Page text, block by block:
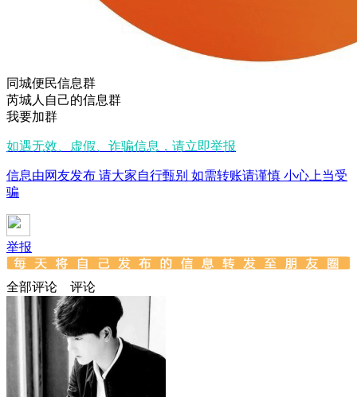
同城便民信息群
芮城人自己的信息群
我要加群
如遇无效、虚假、诈骗信息，请立即举报
信息由网友发布 请大家自行甄别 如需转账请谨慎 小心上当受
骗
举报
全部评论 评论